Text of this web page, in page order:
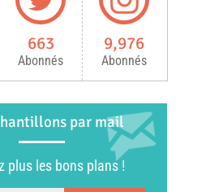
663
Abonnés
9,976
Abonnés
par mail
plus les bons plans !